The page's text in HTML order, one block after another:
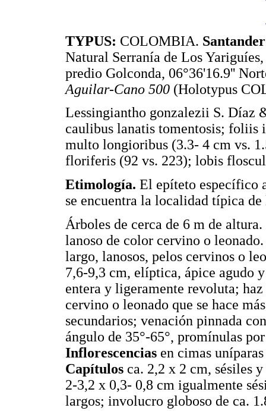
TYPUS: COLOMBIA.
Natural Serranía de Los
predio Golconda, 06°36'16.9''
Aguilar-Cano 500 (Holotypus
Lessingiantho gonzalezii S. Díaz
caulibus lanatis tomentosis; foliis
multo longioribus (3.3- 4 cm vs.
floriferis (92 vs. 223); lobis
Etimología. El epíteto específico
se encuentra la localidad típica de
Árboles de cerca de 6 m de altura.
lanoso de color cervino o
largo, lanosos, pelos cervinos o
7,6-9,3 cm, elíptica, ápice agudo
entera y ligeramente revoluta;
cervino o leonado que se hace
secundarios; venación pinnada
ángulo de 35°-65°, promínulas
Inflorescencias en cimas
Capítulos ca. 2,2 x 2 cm, sésiles
2-3,2 x 0,3- 0,8 cm igualmente
largos; involucro globoso de ca.